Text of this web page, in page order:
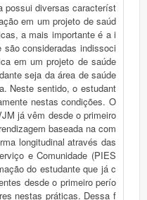
possui diversas característ
em um projeto de saúd
a mais importante é a i
consideradas indissoci
em um projeto de saúde
seja da área de saúde
Neste sentido, o estudant
nestas condições. O
já vêm desde o primeiro
baseada na com
longitudinal através das
e Comunidade (PIES
do estudante que já c
desde o primeiro perío
nestas práticas. Dessa f